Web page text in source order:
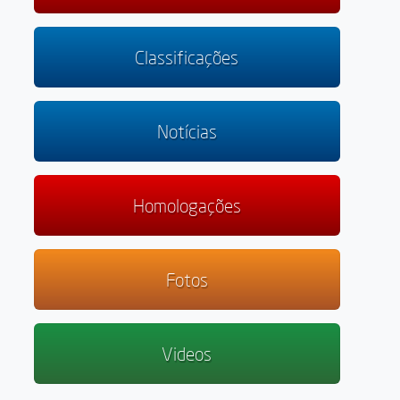
Classificações
Notícias
Homologações
Fotos
Videos